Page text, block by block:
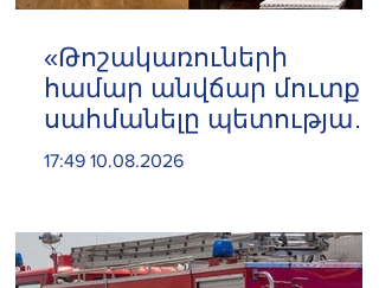
«Թոշակառուների
համար անվճար մուտք
սահմանելը պետության
վրա զրո դրամի
Կամենդատյան
17:49 10.08.2026